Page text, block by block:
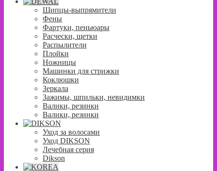
Щипцы-выпрямители
Фены
Фартуки, пеньюары
Расчески, щетки
Распылители
Плойки
Ножницы
Машинки для стрижки
Коклюшки
Зеркала
Зажимы, шпильки, невидимки
Валики, резинки
Валики, резинки
Уход за волосами
Уход DIKSON
Лечебная серия
Dikson